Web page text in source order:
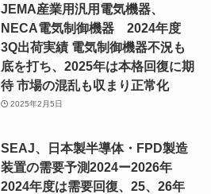
JEMA産業用汎用電気機器、
NECA電気制御機器 2024年度
3Q出荷実績 電気制御機器不況も
底を打ち、2025年は本格回復に期
待 市場の混乱も収まり正常化
2025年2月5日
SEAJ、日本製半導体・FPD製造
装置の需要予測2024ー2026年
2024年度は需要回復、25、26年